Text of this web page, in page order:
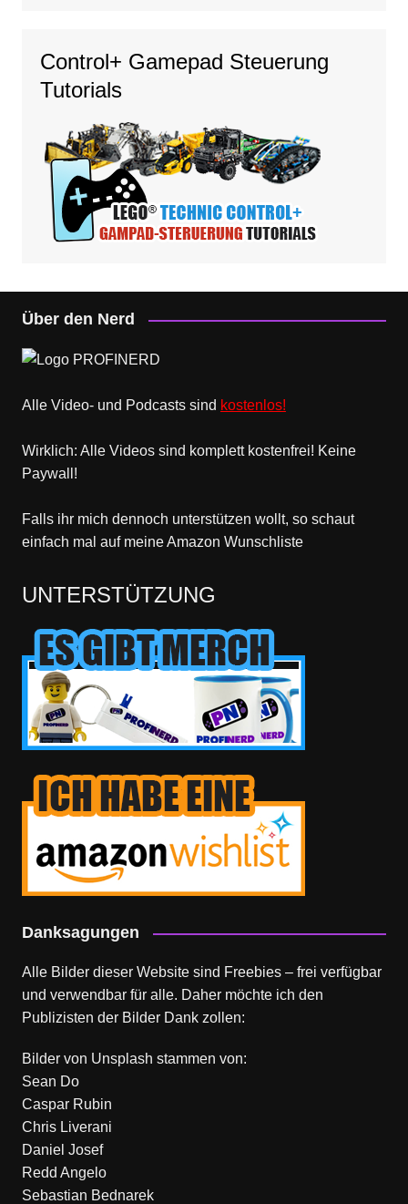
Control+ Gamepad Steuerung
Tutorials
Über den Nerd
Alle Video- und Podcasts sind kostenlos!
Wirklich: Alle Videos sind komplett kostenfrei! Keine
Paywall!
Falls ihr mich dennoch unterstützen wollt, so schaut
einfach mal auf meine Amazon Wunschliste
UNTERSTÜTZUNG
Danksagungen
Alle Bilder dieser Website sind Freebies – frei verfügbar
und verwendbar für alle. Daher möchte ich den
Publizisten der Bilder Dank zollen:
Bilder von Unsplash stammen von:
Sean Do
Caspar Rubin
Chris Liverani
Daniel Josef
Redd Angelo
Sebastian Bednarek